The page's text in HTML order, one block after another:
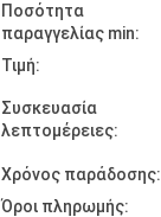
Ποσότητα
παραγγελίας min:
Τιμή:
Συσκευασία
λεπτομέρειες:
Χρόνος παράδοσης:
Όροι πληρωμής: